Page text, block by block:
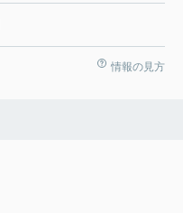
情報の見方